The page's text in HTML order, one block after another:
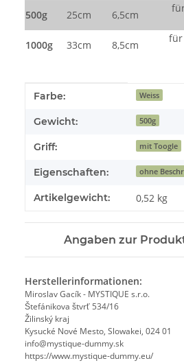
500g
25cm 6,5cm
1000g
33cm 8,5cm
für
Produkteigenschaft
Wert
Farbe: Weiss
Gewicht: 500g
Griff: mit Toogle
Eigenschaften: ohne
Artikelgewicht: 0,52 kg
Angaben zur
Herstellerinformationen:
Miroslav Gacík - MYSTIQUE s.r.o.
Štefánikova štvrť 534/16
Žilinský kraj
Kysucké Nové Mesto, Slowakei, 024 01
info@mystique-dummy.sk
https://www.mystique-dummy.eu/